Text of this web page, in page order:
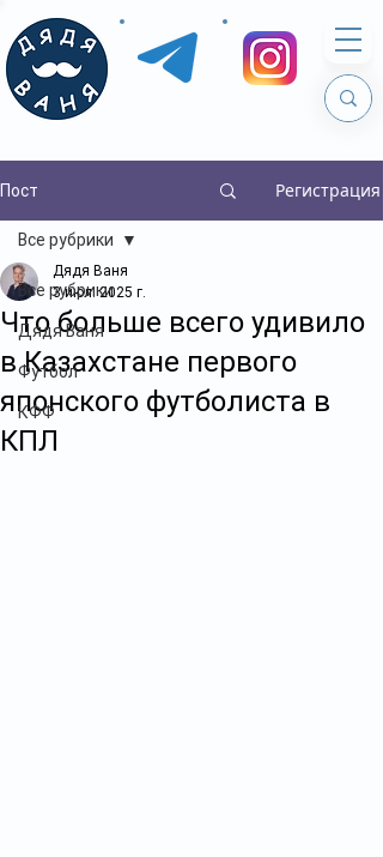
Пост Регистрация
Все рубрики
Дядя Ваня
Футбол
КФФ
Все рубрики
Что больше всего удивило
в Казахстане первого
японского футболиста в
КПЛ
Дядя Ваня
3 июл. 2025 г.